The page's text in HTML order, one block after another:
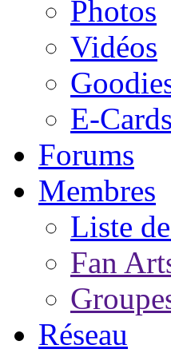
Photos
Vidéos
E-Cards
Forums
Membres
Liste
Fan
Réseau